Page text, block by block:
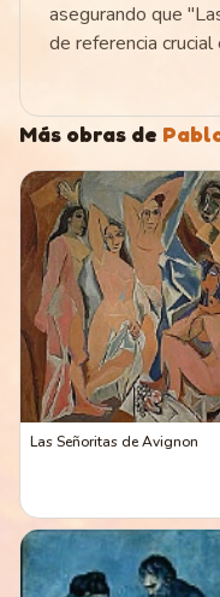
asegurando que
de referencia
Más obras de
Las Señoritas de Avignon